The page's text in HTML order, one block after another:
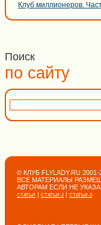
Клуб миллионеров.
Поиск
по сайту
© КЛУБ FLYLADY.RU 2001-
ВСЕ МАТЕРИАЛЫ
АВТОРАМ ЕСЛИ НЕ
СТАТЬИ | СТАТЬИ-2 | СТАТЬИ-3